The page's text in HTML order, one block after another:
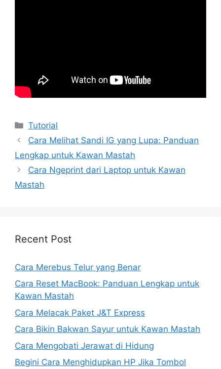
Kategori
Tutorial
Cara Melihat Sandi IG yang Lupa: Panduan
Lengkap untuk Kawan Mastah
Cara Ngeprint dari Laptop untuk Kawan
Mastah
Recent Post
Cara Merebus Telur yang Benar
Cara Reset MacBook: Panduan Lengkap untuk
Kawan Mastah
Cara Melacak Paket J&T Express
Cara Bikin Bakwan Sayur untuk Kawan Mastah
Cara Mengobati Jerawat di Hidung
Begini Cara Menghidupkan HP Jika Tombol